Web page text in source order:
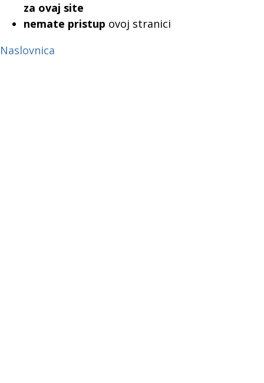
za ovaj site
nemate pristup ovoj stranici
Naslovnica